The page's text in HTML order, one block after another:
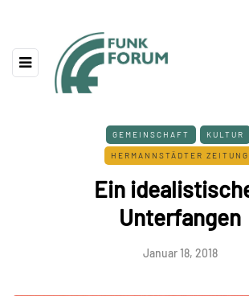
GEMEINSCHAFT KULTUR
HERMANNSTÄDTER ZEITUNG
Ein
Unterfangen
Januar 18, 2018